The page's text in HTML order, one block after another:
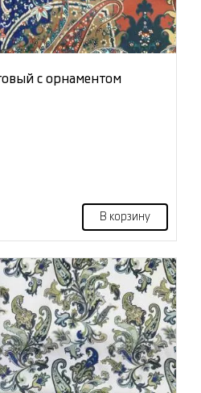
с орнаментом
В корзину